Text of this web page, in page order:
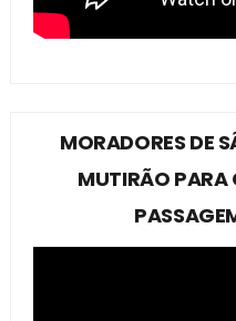
MORADORES DE
MUTIRÃO PARA